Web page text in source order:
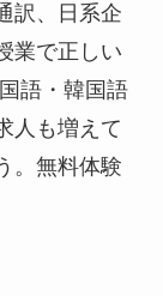
訳、日系企
業で正しい
語・韓国語
人も増えて
。無料体験